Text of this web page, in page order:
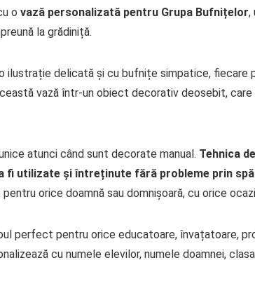
o vază personalizată pentru Grupa Bufnițelor,
la grădiniță.
ilustrație delicată și cu bufnițe simpatice, fiecare
vază într-un obiect decorativ deosebit,
atunci când sunt decorate manual. Tehnica
fi utilizate și întreținute fără probleme prin
orice doamnă sau domnișoară, cu orice
perfect pentru orice educatoare, învațatoare,
cu numele elevilor, numele doamnei,